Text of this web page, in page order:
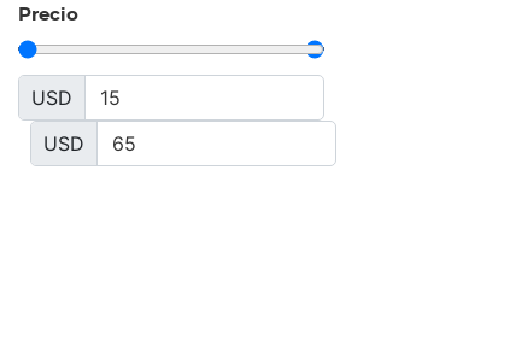
Precio
USD
USD